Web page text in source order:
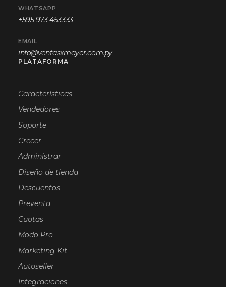
WHATSAPP
+595 973 453333
EMAIL
info@ventasxmayor.com.py
PLATAFORMA
Características
Vendedores
Soporte
Crecer
Administrar
Diseño de tienda
Descuentos
Preventa
Cuotas
Modo Pro
Marketing Kit
Autoseller
Integraciones